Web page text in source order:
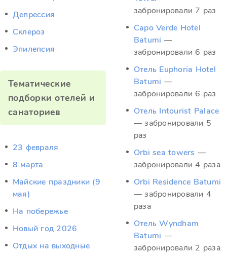
Депрессия
Склероз
Эпилепсия
Тематические
подборки отелей и
санаториев
23 февраля
8 марта
Майские праздники (9
мая)
На побережье
Новый год 2026
Отдых на выходные
забронировали 7 раз
Capo Verde Hotel
Batumi —
забронировали 6 раз
Отель Euphoria Hotel
Batumi —
забронировали 6 раз
Отель Intourist Palace
— забронировали 5
раз
Orbi sea towers —
забронировали 4 раза
Orbi Residence Batumi
— забронировали 4
раза
Отель Wyndham
Batumi —
забронировали 2 раза